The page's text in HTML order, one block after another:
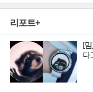
리포트+
[
다